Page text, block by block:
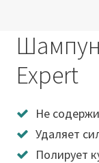
Expert
Не
Удаляет
Полирует